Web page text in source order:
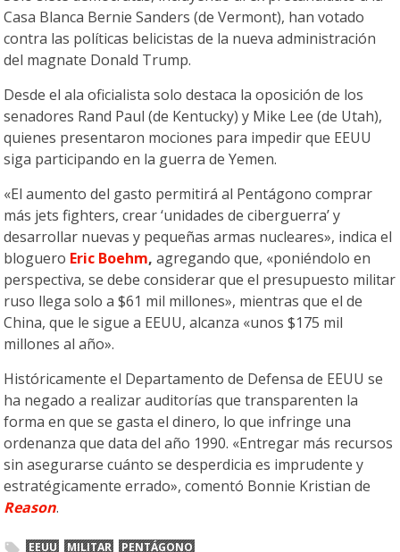
Casa Blanca Bernie Sanders (de Vermont), han votado
contra las políticas belicistas de la nueva administración
del magnate Donald Trump.
Desde el ala oficialista solo destaca la oposición de los
senadores Rand Paul (de Kentucky) y Mike Lee (de Utah),
quienes presentaron mociones para impedir que EEUU
siga participando en la guerra de Yemen.
«El aumento del gasto permitirá al Pentágono comprar
más jets fighters, crear ‘unidades de ciberguerra’ y
desarrollar nuevas y pequeñas armas nucleares», indica el
bloguero Eric Boehm, agregando que, «poniéndolo en
perspectiva, se debe considerar que el presupuesto militar
ruso llega solo a $61 mil millones», mientras que el de
China, que le sigue a EEUU, alcanza «unos $175 mil
millones al año».
Históricamente el Departamento de Defensa de EEUU se
ha negado a realizar auditorías que transparenten la
forma en que se gasta el dinero, lo que infringe una
ordenanza que data del año 1990. «Entregar más recursos
sin asegurarse cuánto se desperdicia es imprudente y
estratégicamente errado», comentó Bonnie Kristian de
Reason.
EEUU MILITAR
PENTÁGONO